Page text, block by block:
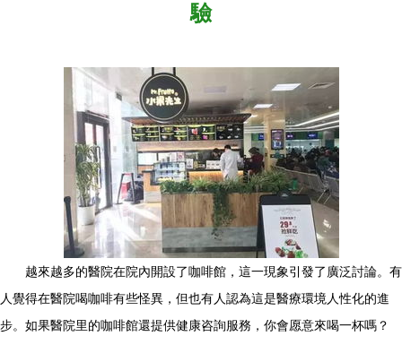
驗
越來越多的醫院在院內開設了咖啡館，這一現象引發了廣泛討論。有
人覺得在醫院喝咖啡有些怪異，但也有人認為這是醫療環境人性化的進
步。如果醫院里的咖啡館還提供健康咨詢服務，你會愿意來喝一杯嗎？